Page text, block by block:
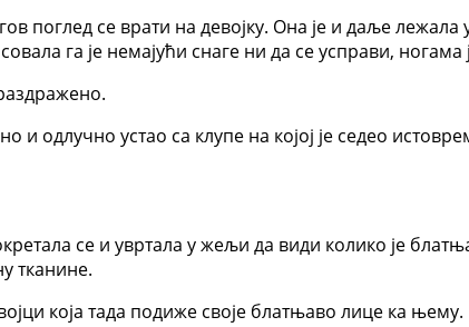
поглед се врати на девојку. Она је и даље
га је немајући снаге ни да се усправи, ногама
и одлучно устао са клупе на којој је седео
се и увртала у жељи да види колико је
тканине.
која тада подиже своје блатњаво лице ка њему.